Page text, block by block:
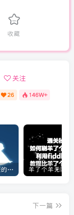
收藏
关注
26 146W+
安卓卡光遇测试服的教程[光遇]
下一篇